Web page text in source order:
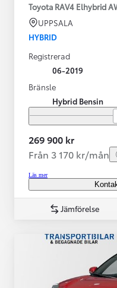
Toyota RAV4 Elhybrid
UPPSALA
HYBRID
Registrerad
06-2019
Bränsle
Hybrid Bensin
269 900 kr
Från 3 170 kr/mån
Läs mer
Jämförelse